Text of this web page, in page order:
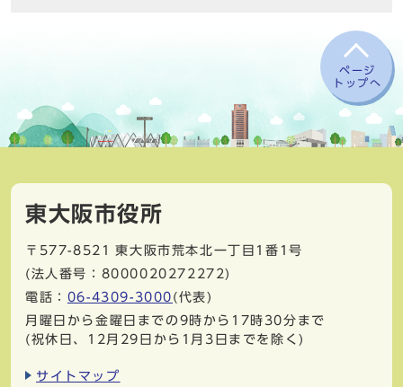
ページ
トップへ
東大阪市役所
〒577-8521
東大阪市荒本北一丁目1番1号
(法人番号：8000020272272)
電話： 06-4309-3000 (代表)
月曜日から金曜日までの9時から17時30分まで
(祝休日、12月29日から1月3日までを除く)
サイトマップ